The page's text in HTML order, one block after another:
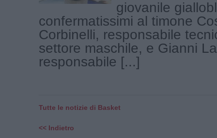
giovanile
confermatissimi al timone
Corbinelli, responsabile
settore maschile, e Gianni
responsabile [...]
Tutte le notizie di Basket
<< Indietro